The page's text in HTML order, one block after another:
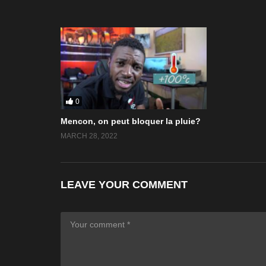
0
Mencon, on peut bloquer la pluie?
MARCH 28, 2022
LEAVE YOUR COMMENT